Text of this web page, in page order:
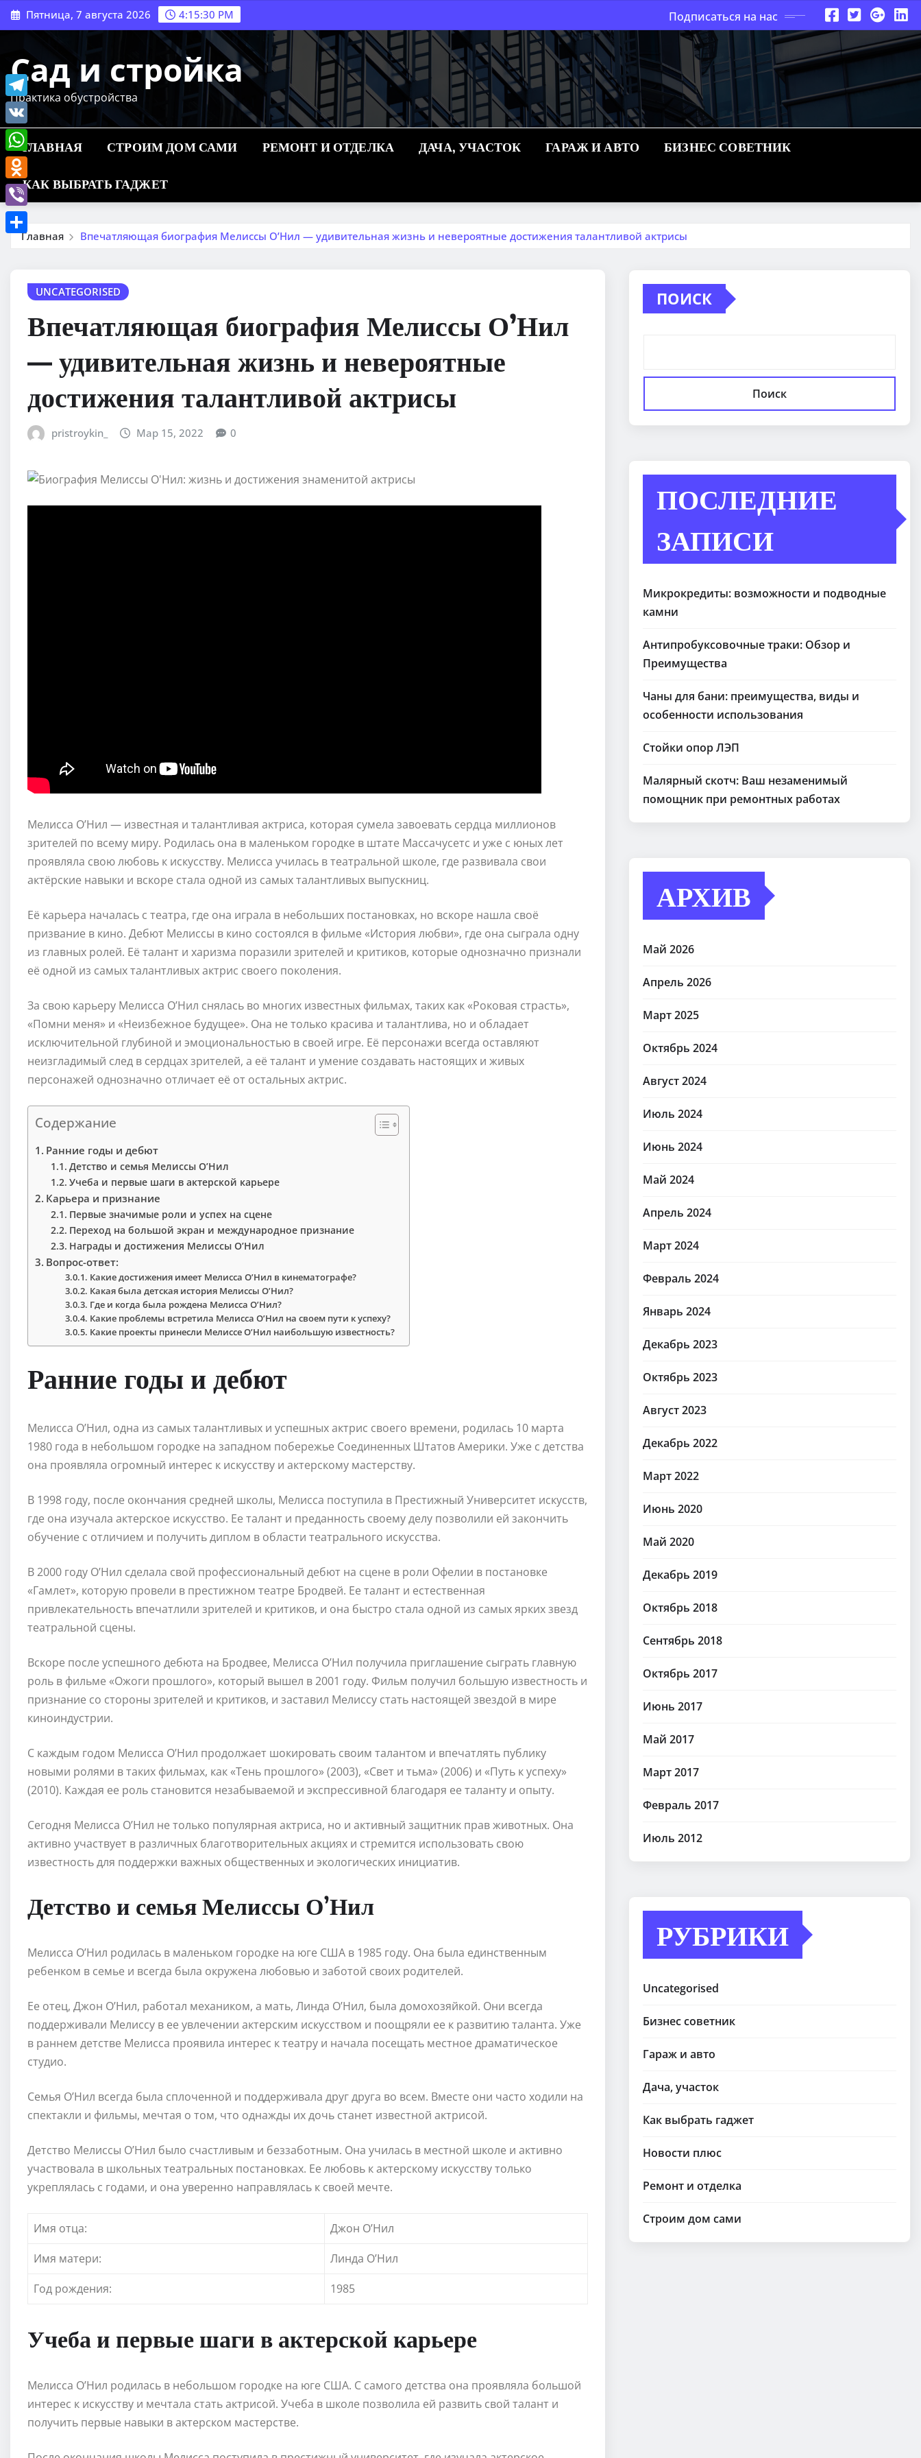
Перейти
к
Пятница, 7 августа 2026 4:15:31 PM Подписаться на нас
Сад и стройка
Практика обустройства
ГЛАВНАЯ СТРОИМ ДОМ САМИ РЕМОНТ И ОТДЕЛКА ДАЧА, УЧАСТОК ГАРАЖ И АВТО БИЗНЕС СОВЕТНИК
КАК ВЫБРАТЬ ГАДЖЕТ
Главная Впечатляющая биография Мелиссы О’Нил — удивительная жизнь и невероятные достижения талантливой актрисы
UNCATEGORISED
Впечатляющая биография Мелиссы О’Нил
— удивительная жизнь и невероятные
достижения талантливой актрисы
pristroykin_ Мар 15, 2022 0
Мелисса О’Нил — известная и талантливая актриса, которая сумела завоевать сердца миллионов
зрителей по всему миру. Родилась она в маленьком городке в штате Массачусетс и уже с юных лет
проявляла свою любовь к искусству. Мелисса училась в театральной школе, где развивала свои
актёрские навыки и вскоре стала одной из самых талантливых выпускниц.
Её карьера началась с театра, где она играла в небольших постановках, но вскоре нашла своё
призвание в кино. Дебют Мелиссы в кино состоялся в фильме «История любви», где она сыграла одну
из главных ролей. Её талант и харизма поразили зрителей и критиков, которые однозначно признали
её одной из самых талантливых актрис своего поколения.
За свою карьеру Мелисса О’Нил снялась во многих известных фильмах, таких как «Роковая страсть»,
«Помни меня» и «Неизбежное будущее». Она не только красива и талантлива, но и обладает
исключительной глубиной и эмоциональностью в своей игре. Её персонажи всегда оставляют
неизгладимый след в сердцах зрителей, а её талант и умение создавать настоящих и живых
персонажей однозначно отличает её от остальных актрис.
Содержание
Ранние годы и дебют
Детство и семья Мелиссы О’Нил
Учеба и первые шаги в актерской карьере
Карьера и признание
Первые значимые роли и успех на сцене
Переход на большой экран и международное признание
Награды и достижения Мелиссы О’Нил
Вопрос-ответ:
Какие достижения имеет Мелисса О’Нил в кинематографе?
Какая была детская история Мелиссы О’Нил?
Где и когда была рождена Мелисса О’Нил?
Какие проблемы встретила Мелисса О’Нил на своем пути к успеху?
Какие проекты принесли Мелиссе О’Нил наибольшую известность?
Ранние годы и дебют
Мелисса О’Нил, одна из самых талантливых и успешных актрис своего времени, родилась 10 марта
1980 года в небольшом городке на западном побережье Соединенных Штатов Америки. Уже с детства
она проявляла огромный интерес к искусству и актерскому мастерству.
В 1998 году, после окончания средней школы, Мелисса поступила в Престижный Университет искусств,
где она изучала актерское искусство. Ее талант и преданность своему делу позволили ей закончить
обучение с отличием и получить диплом в области театрального искусства.
В 2000 году О’Нил сделала свой профессиональный дебют на сцене в роли Офелии в постановке
«Гамлет», которую провели в престижном театре Бродвей. Ее талант и естественная
привлекательность впечатлили зрителей и критиков, и она быстро стала одной из самых ярких звезд
театральной сцены.
Вскоре после успешного дебюта на Бродвее, Мелисса О’Нил получила приглашение сыграть главную
роль в фильме «Ожоги прошлого», который вышел в 2001 году. Фильм получил большую известность и
признание со стороны зрителей и критиков, и заставил Мелиссу стать настоящей звездой в мире
киноиндустрии.
С каждым годом Мелисса О’Нил продолжает шокировать своим талантом и впечатлять публику
новыми ролями в таких фильмах, как «Тень прошлого» (2003), «Свет и тьма» (2006) и «Путь к успеху»
(2010). Каждая ее роль становится незабываемой и экспрессивной благодаря ее таланту и опыту.
Сегодня Мелисса О’Нил не только популярная актриса, но и активный защитник прав животных. Она
активно участвует в различных благотворительных акциях и стремится использовать свою
известность для поддержки важных общественных и экологических инициатив.
Детство и семья Мелиссы О’Нил
Мелисса О’Нил родилась в маленьком городке на юге США в 1985 году. Она была единственным
ребенком в семье и всегда была окружена любовью и заботой своих родителей.
Ее отец, Джон О’Нил, работал механиком, а мать, Линда О’Нил, была домохозяйкой. Они всегда
поддерживали Мелиссу в ее увлечении актерским искусством и поощряли ее к развитию таланта. Уже
в раннем детстве Мелисса проявила интерес к театру и начала посещать местное драматическое
студио.
Семья О’Нил всегда была сплоченной и поддерживала друг друга во всем. Вместе они часто ходили на
спектакли и фильмы, мечтая о том, что однажды их дочь станет известной актрисой.
Детство Мелиссы О’Нил было счастливым и беззаботным. Она училась в местной школе и активно
участвовала в школьных театральных постановках. Ее любовь к актерскому искусству только
укреплялась с годами, и она уверенно направлялась к своей мечте.
Имя отца:
Джон О’Нил
Имя матери:
Линда О’Нил
Год рождения:
1985
Учеба и первые шаги в актерской карьере
Мелисса О’Нил родилась в небольшом городке на юге США. С самого детства она проявляла большой
интерес к искусству и мечтала стать актрисой. Учеба в школе позволила ей развить свой талант и
получить первые навыки в актерском мастерстве.
ПОИСК
Поиск
ПОСЛЕДНИЕ
ЗАПИСИ
Микрокредиты: возможности и подводные
камни
Антипробуксовочные траки: Обзор и
Преимущества
Чаны для бани: преимущества, виды и
особенности использования
Стойки опор ЛЭП
Малярный скотч: Ваш незаменимый
помощник при ремонтных работах
АРХИВ
Май 2026
Апрель 2026
Март 2025
Октябрь 2024
Август 2024
Июль 2024
Июнь 2024
Май 2024
Апрель 2024
Март 2024
Февраль 2024
Январь 2024
Декабрь 2023
Октябрь 2023
Август 2023
Декабрь 2022
Март 2022
Июнь 2020
Май 2020
Декабрь 2019
Октябрь 2018
Сентябрь 2018
Октябрь 2017
Июнь 2017
Май 2017
Март 2017
Февраль 2017
Июль 2012
РУБРИКИ
Uncategorised
Бизнес советник
Гараж и авто
Дача, участок
Как выбрать гаджет
Новости плюс
Ремонт и отделка
Строим дом сами
Telegram
VK
WhatsApp
Odnoklassniki
Viber
Отправить